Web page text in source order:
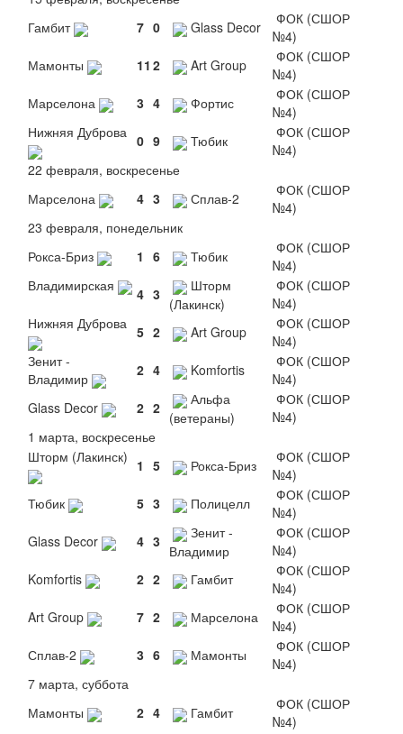
Гамбит
7 0 Glass Decor
ФОК (СШОР
№4)
Мамонты
11 2 Art Group
ФОК (СШОР
№4)
Марселона
3 4 Фортис
ФОК (СШОР
№4)
Нижняя Дуброва 0 9 Тюбик
ФОК (СШОР
№4)
22 февраля, воскресенье
Марселона
4 3 Сплав-2
ФОК (СШОР
№4)
23 февраля, понедельник
Рокса-Бриз
1 6 Тюбик
ФОК (СШОР
№4)
Владимирская
4 3
Шторм
(Лакинск)
ФОК (СШОР
№4)
Нижняя Дуброва 5 2 Art Group
ФОК (СШОР
№4)
Зенит -
Владимир
2 4 Komfortis
ФОК (СШОР
№4)
Glass Decor
2 2
Альфа
(ветераны)
ФОК (СШОР
№4)
1 марта, воскресенье
Шторм (Лакинск) 1 5 Рокса-Бриз
ФОК (СШОР
№4)
Тюбик
5 3 Полицелл
ФОК (СШОР
№4)
Glass Decor
4 3
Зенит -
Владимир
ФОК (СШОР
№4)
Komfortis
2 2 Гамбит
ФОК (СШОР
№4)
Art Group
7 2 Марселона
ФОК (СШОР
№4)
Сплав-2
3 6 Мамонты
ФОК (СШОР
№4)
7 марта, суббота
Мамонты
2 4 Гамбит
ФОК (СШОР
№4)